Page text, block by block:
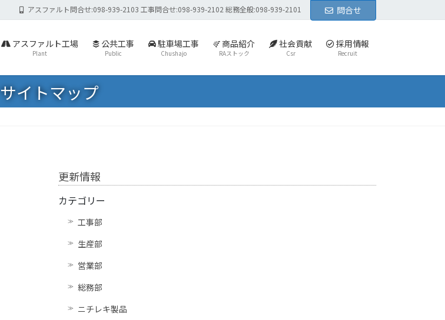
アスファルト問合せ:098-939-2103 工事問合せ:098-939-2102 総務全般:098-939-2101 問合せ
アスファルト工場
Plant
公共工事
Public
駐車場工事
Chushajo
商品紹介
RAストック
社会貢献
Csr
採用情報
Recruit
サイトマップ
更新情報
カテゴリー
工事部
生産部
営業部
総務部
ニチレキ製品